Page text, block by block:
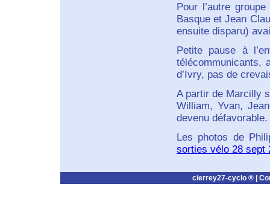
Pour l’autre
Basque et Jean
ensuite disparu)
Petite pause à
télécommunicants,
d’Ivry, pas de
A partir de Marcilly
William, Yvan,
devenu défavorable.
Les photos de
sorties vélo 28 sept
cierrey27-cyclo ® |